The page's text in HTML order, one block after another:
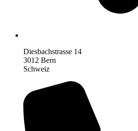
Diesbachstrasse 14
3012 Bern
Schweiz